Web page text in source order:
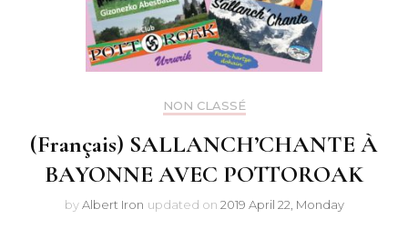
NON CLASSÉ
(Français) SALLANCH’CHANTE À
BAYONNE AVEC POTTOROAK
byAlbert Iron updated on 2019 April 22, Monday